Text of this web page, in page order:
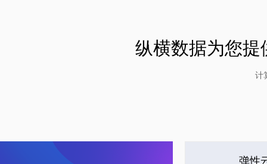
纵横数据为您
计
弹性